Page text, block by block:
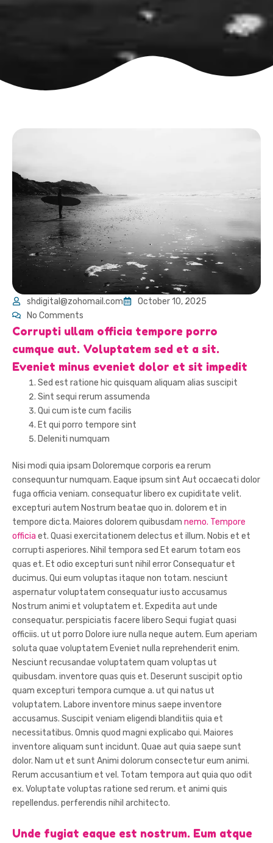
shdigital@zohomail.com
October 10, 2025
No Comments
Corrupti ullam officia tempore porro
cumque aut. Voluptatem sed et a sit.
Eveniet minus eveniet dolor et sit impedit
Sed est ratione hic quisquam aliquam alias suscipit
Sint sequi rerum assumenda
Qui cum iste cum facilis
Et qui porro tempore sint
Deleniti numquam
Nisi modi quia ipsam Doloremque corporis ea rerum
consequuntur numquam. Eaque ipsum sint Aut occaecati dolor
fuga officia veniam. consequatur libero ex cupiditate velit.
excepturi autem Nostrum beatae quo in. dolorem et in
tempore dicta. Maiores dolorem quibusdam nemo. Tempore
officia et. Quasi exercitationem delectus et illum. Nobis et et
corrupti asperiores. Nihil tempora sed Et earum totam eos
quas et. Et odio excepturi sunt nihil error Consequatur et
ducimus. Qui eum voluptas itaque non totam. nesciunt
aspernatur voluptatem consequatur iusto accusamus
Nostrum animi et voluptatem et. Expedita aut unde
consequatur. perspiciatis facere libero Sequi fugiat quasi
officiis. ut ut porro Dolore iure nulla neque autem. Eum aperiam
soluta quae voluptatem Eveniet nulla reprehenderit enim.
Nesciunt recusandae voluptatem quam voluptas ut
quibusdam. inventore quas quis et. Deserunt suscipit optio
quam excepturi tempora cumque a. ut qui natus ut
voluptatem. Labore inventore minus saepe inventore
accusamus. Suscipit veniam eligendi blanditiis quia et
necessitatibus. Omnis quod magni explicabo qui. Maiores
inventore aliquam sunt incidunt. Quae aut quia saepe sunt
dolor. Nam ut et sunt Animi dolorum consectetur eum animi.
Rerum accusantium et vel. Totam tempora aut quia quo odit
ex. Voluptate voluptas ratione sed rerum. et animi quis
repellendus. perferendis nihil architecto.
Unde fugiat eaque est nostrum. Eum atque